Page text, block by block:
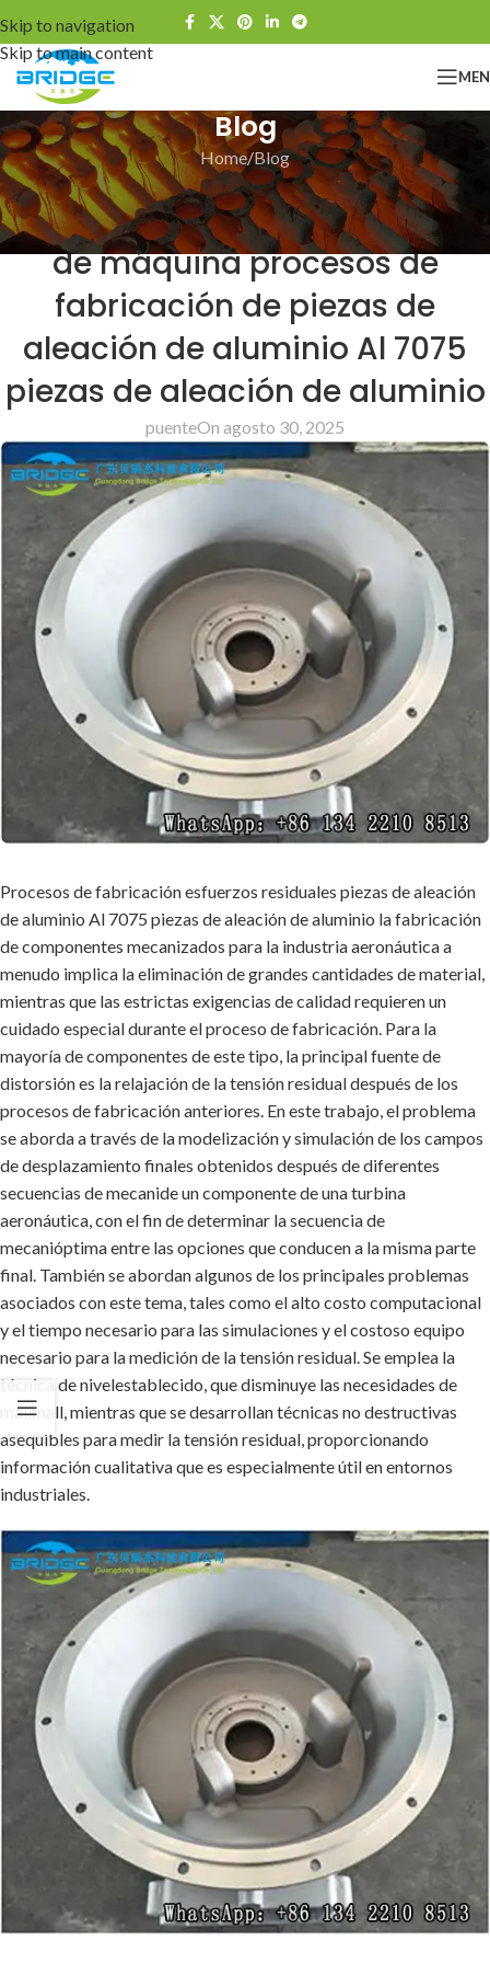
Skip to navigation
Skip to main content
Blog
Home Blog
BLOG
Aleaciones de aluminio piezas
de máquina procesos de
fabricación de piezas de
aleación de aluminio Al 7075
piezas de aleación de aluminio
puenteOn agosto 30, 2025
Procesos de fabricación esfuerzos residuales piezas de aleación
de aluminio Al 7075 piezas de aleación de aluminio la fabricación
de componentes mecanizados para la industria aeronáutica a
menudo implica la eliminación de grandes cantidades de material,
mientras que las estrictas exigencias de calidad requieren un
cuidado especial durante el proceso de fabricación. Para la
mayoría de componentes de este tipo, la principal fuente de
distorsión es la relajación de la tensión residual después de los
procesos de fabricación anteriores. En este trabajo, el problema
se aborda a través de la modelización y simulación de los campos
de desplazamiento finales obtenidos después de diferentes
secuencias de mecanide un componente de una turbina
aeronáutica, con el fin de determinar la secuencia de
mecanióptima entre las opciones que conducen a la misma parte
final. También se abordan algunos de los principales problemas
asociados con este tema, tales como el alto costo computacional
y el tiempo necesario para las simulaciones y el costoso equipo
necesario para la medición de la tensión residual. Se emplea la
técnica de nivelestablecido, que disminuye las necesidades de
mallmall, mientras que se desarrollan técnicas no destructivas
asequibles para medir la tensión residual, proporcionando
información cualitativa que es especialmente útil en entornos
industriales.